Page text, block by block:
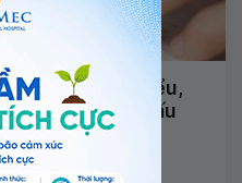
chữ không hiểu,
ngón tay là dấu